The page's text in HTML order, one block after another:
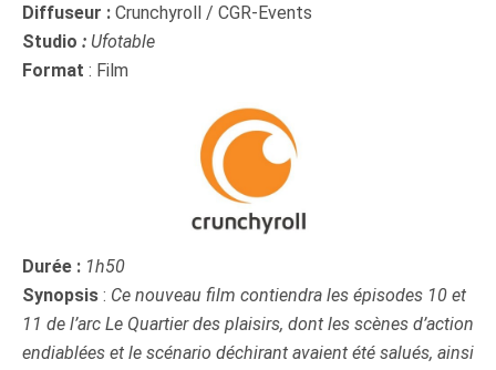
Diffuseur : Crunchyroll / CGR-Events
Studio : Ufotable
Format : Film
Durée : 1h50
Synopsis : Ce nouveau film contiendra les épisodes 10 et
11 de l’arc Le Quartier des plaisirs, dont les scènes d’action
endiablées et le scénario déchirant avaient été salués, ainsi